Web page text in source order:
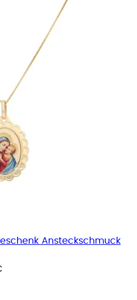
Ansteckschmuck